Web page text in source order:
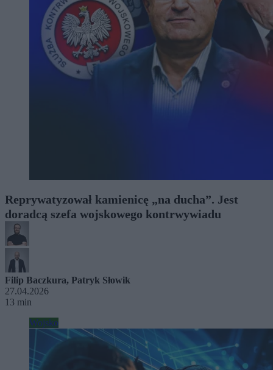
Reprywatyzował kamienicę „na ducha”. Jest
doradcą szefa wojskowego kontrwywiadu
Filip Baczkura, Patryk Słowik
27.04.2026
13 min
Wojsko